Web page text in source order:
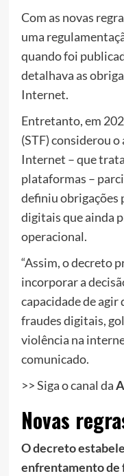
Com as novas
uma
quando foi
detalhava as
Internet.
Entretanto, em
(STF) considerou
Internet – que
plataformas –
definiu obrigações
digitais que ainda
operacional.
“Assim, o decreto
incorporar a
capacidade de
fraudes digitais,
violência na
comunicado.
>> Siga o canal da
Novas
O decreto
enfrentamento de